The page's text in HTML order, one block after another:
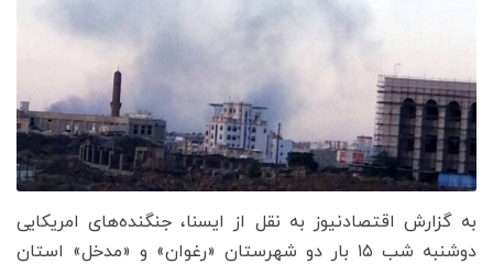
به گزارش اقتصادنیوز به نقل از ایسنا، جنگنده‌های امریکایی
دوشنبه شب ۱۵ بار دو شهرستان «رغوان» و «مدخل» استان